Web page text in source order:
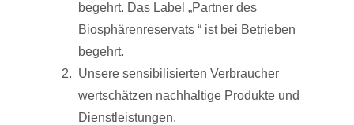
begehrt. Das Label „Partner des
Biosphärenreservats “ ist bei Betrieben
begehrt.
Unsere sensibilisierten Verbraucher
wertschätzen nachhaltige Produkte und
Dienstleistungen.